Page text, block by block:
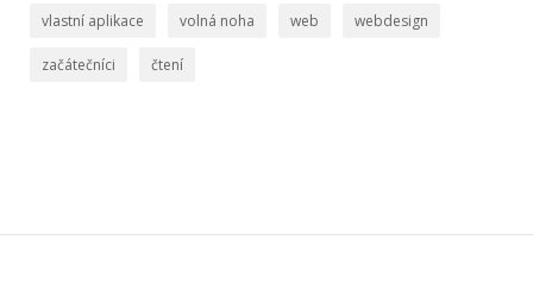
vlastní aplikace volná noha web webdesign
začátečníci čtení